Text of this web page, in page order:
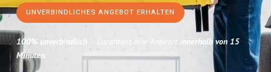
UNVERBINDLICHES ANGEBOT ERHALTEN
100% unverbindlich – Garantiert eine Antwort innerhalb von 15
Minuten.